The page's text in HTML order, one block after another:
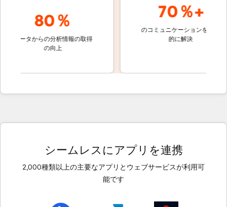
80％
データからの分析情報の取得
の向上
70％+
のコミュニケーションを自動
的に解決
シームレスにアプリを連携
2,000種類以上の主要なアプリとウェブサービスが利用可
能です